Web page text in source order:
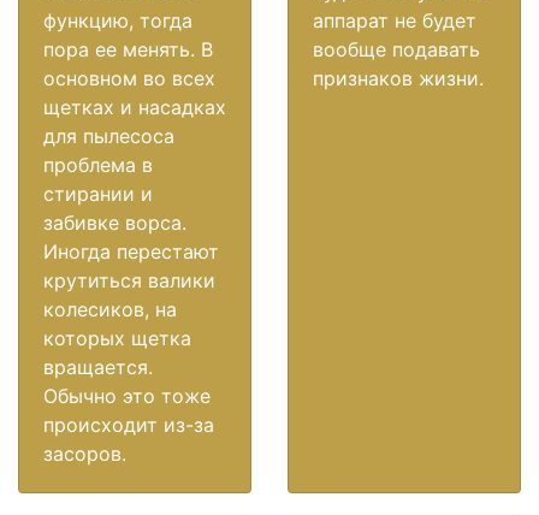
функцию, тогда
пора ее менять. В
основном во всех
щетках и насадках
для пылесоса
проблема в
стирании и
забивке ворса.
Иногда перестают
крутиться валики
колесиков, на
которых щетка
вращается.
Обычно это тоже
происходит из-за
засоров.
аппарат не будет
вообще подавать
признаков жизни.